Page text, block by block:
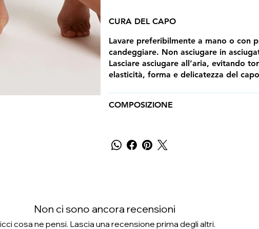
CURA DEL CAPO
Lavare preferibilmente a mano o con
candeggiare. Non asciugare in
Lasciare asciugare all’aria, evitando
elasticità, forma e delicatezza del
COMPOSIZIONE
Non ci sono ancora recensioni
cosa ne pensi. Lascia una recensione prima degli altri.